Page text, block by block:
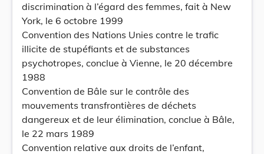
discrimination à l’égard des femmes, fait à New
York, le 6 octobre 1999
Convention des Nations Unies contre le trafic
illicite de stupéfiants et de substances
psychotropes, conclue à Vienne, le 20 décembre
1988
Convention de Bâle sur le contrôle des
mouvements transfrontières de déchets
dangereux et de leur élimination, conclue à Bâle,
le 22 mars 1989
Convention relative aux droits de l’enfant,